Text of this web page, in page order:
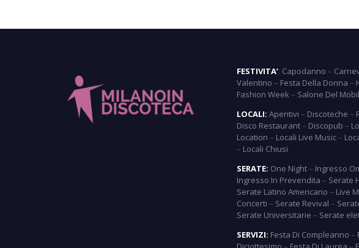
FESTIVITA’: Capodanno –
Valentino – Festa Della Donna –
Fashion Week – Salone Del
LOCALI: Aperitivi – Discoteche –
Disco Restaurant– Discopub –
Location – Locali Live Music–
– Locali Chiusi
SERATE: One Night– Ingresso
Ingresso In Prevendita – Serate
Serate Latino Americano – Live
Concerti – Serate Revival –
Serate Universitarie – Serate
SERVIZI: Festa Di Compleanno –